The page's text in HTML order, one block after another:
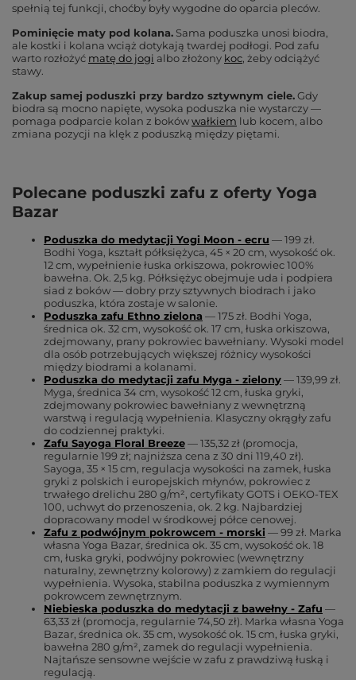
spełnią tej funkcji, choćby były wygodne do oparcia pleców.
Pominięcie maty pod kolana. Sama poduszka unosi biodra,
ale kostki i kolana wciąż dotykają twardej podłogi. Pod zafu
warto rozłożyć matę do jogi albo złożony koc, żeby odciążyć
stawy.
Zakup samej poduszki przy bardzo sztywnym ciele.Gdy
biodra są mocno napięte, wysoka poduszka nie wystarczy —
pomaga podparcie kolan z bokówwałkiem lub kocem, albo
zmiana pozycji na klęk z poduszką między piętami.
Polecane poduszki zafu z oferty Yoga
Bazar
Poduszka do medytacji Yogi Moon - ecru — 199 zł.
Bodhi Yoga, kształt półksiężyca, 45 × 20 cm, wysokość ok.
12 cm, wypełnienie łuska orkiszowa, pokrowiec 100%
bawełna. Ok. 2,5 kg. Półksiężyc obejmuje uda i podpiera
siad z boków — dobry przy sztywnych biodrach i jako
poduszka, która zostaje w salonie.
Poduszka zafu Ethno zielona — 175 zł. Bodhi Yoga,
średnica ok. 32 cm, wysokość ok. 17 cm, łuska orkiszowa,
zdejmowany, prany pokrowiec bawełniany. Wysoki model
dla osób potrzebujących większej różnicy wysokości
między biodrami a kolanami.
Poduszka do medytacji zafu Myga - zielony— 139,99 zł.
Myga, średnica 34 cm, wysokość 12 cm, łuska gryki,
zdejmowany pokrowiec bawełniany z wewnętrzną
warstwą i regulacją wypełnienia. Klasyczny okrągły zafu
do codziennej praktyki.
Zafu Sayoga Floral Breeze— 135,32 zł (promocja,
regularnie 199 zł; najniższa cena z 30 dni 119,40 zł).
Sayoga, 35 × 15 cm, regulacja wysokości na zamek, łuska
gryki z polskich i europejskich młynów, pokrowiec z
trwałego drelichu 280 g/m², certyfikaty GOTS i OEKO-TEX
100, uchwyt do przenoszenia, ok. 2 kg. Najbardziej
dopracowany model w środkowej półce cenowej.
Zafu z podwójnym pokrowcem - morski — 99 zł. Marka
własna Yoga Bazar, średnica ok. 35 cm, wysokość ok. 18
cm, łuska gryki, podwójny pokrowiec (wewnętrzny
naturalny, zewnętrzny kolorowy) z zamkiem do regulacji
wypełnienia. Wysoka, stabilna poduszka z wymiennym
pokrowcem zewnętrznym.
Niebieska poduszka do medytacji z bawełny - Zafu —
63,33 zł (promocja, regularnie 74,50 zł). Marka własna Yoga
Bazar, średnica ok. 35 cm, wysokość ok. 15 cm, łuska gryki,
bawełna 280 g/m², zamek do regulacji wypełnienia.
Najtańsze sensowne wejście w zafu z prawdziwą łuską i
regulacją.